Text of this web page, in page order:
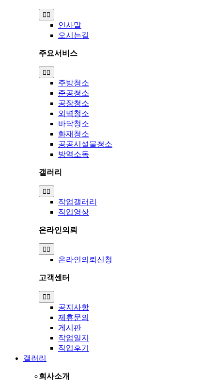
Toggle
Navigation
인사말
오시는길
주요서비스
Toggle
Navigation
주방청소
준공청소
공장청소
외벽청소
바닥청소
화재청소
공공시설물청소
방역소독
갤러리
Toggle
Navigation
작업갤러리
작업영상
온라인의뢰
Toggle
Navigation
온라인의뢰신청
고객센터
Toggle
Navigation
공지사항
제휴문의
게시판
작업일지
작업후기
갤러리
회사소개